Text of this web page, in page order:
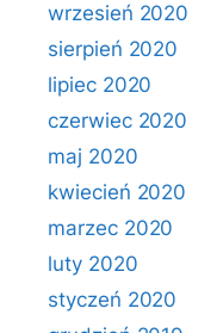
wrzesień 2020
sierpień 2020
lipiec 2020
czerwiec 2020
maj 2020
kwiecień 2020
marzec 2020
luty 2020
styczeń 2020